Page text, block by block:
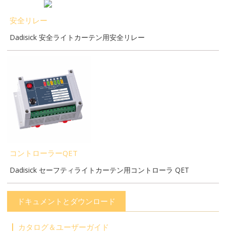
安全リレー
Dadisick 安全ライトカーテン用安全リレー
コントローラーQET
Dadisick セーフティライトカーテン用コントローラ QET
ドキュメントとダウンロード
カタログ＆ユーザーガイド